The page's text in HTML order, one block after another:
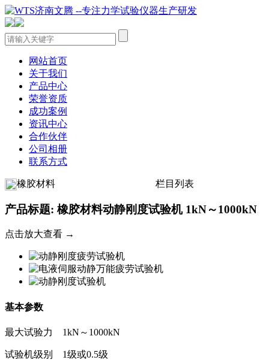
网站首页
关于我们
产品中心
荣誉资质
成功案例
资讯中心
合作伙伴
公司相册
联系方式
橡胶材料 栏目列表
产品标题: 橡胶材料动静刚度试验机 1kN～1000kN
点击放大查看 →
基本参数
最大试验力 1kN～1000kN
试验机级别 1级或0.5级